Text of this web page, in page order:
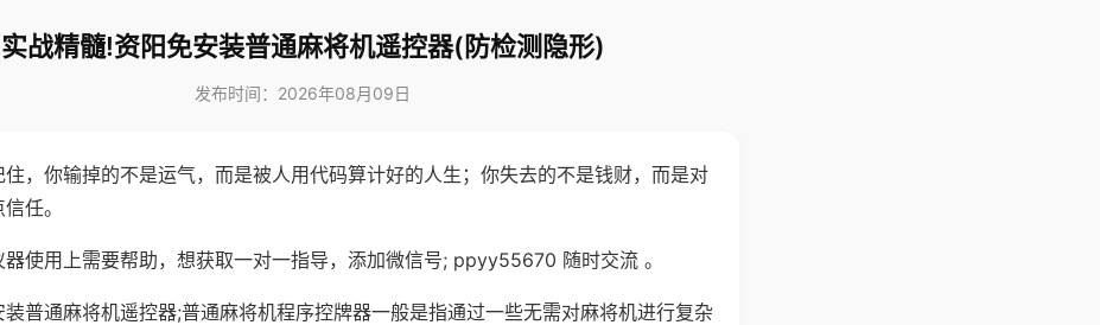
实战精髓!资阳免安装普通麻将机遥控器(防检测隐形)
发布时间：2026年08月09日
住，你输掉的不是运气，而是被人用代码算计好的人生；你失去的不是钱财，而是对
任。
器使用上需要帮助，想获取一对一指导，添加微信号; ppyy55670 随时交流 。
装普通麻将机遥控器;普通麻将机程序控牌器一般是指通过一些无需对麻将机进行复杂